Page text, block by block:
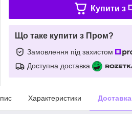
Купити з
Що таке купити з Пром?
Замовлення під захистом
Доступна доставка
Характеристики Доставка